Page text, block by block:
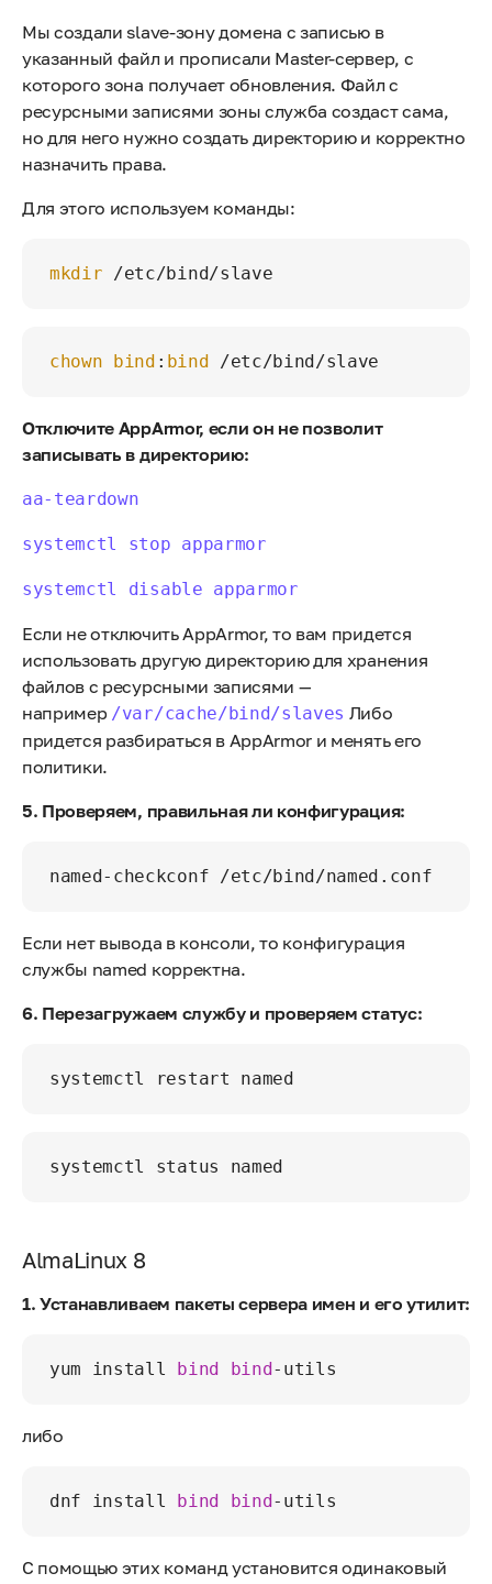
Мы создали slave-зону домена с записью в
указанный файл и прописали Master-сервер, с
которого зона получает обновления. Файл с
ресурсными записями зоны служба создаст сама,
но для него нужно создать директорию и корректно
назначить права.
Для этого используем команды:
mkdir
chown bind : bind
Отключите AppArmor, если он не позволит
записывать в директорию:
aa-teardown
systemctl stop apparmor
systemctl disable apparmor
Если не отключить AppArmor, то вам придется
использовать другую директорию для хранения
файлов с ресурсными записями —
например /var/cache/bind/slaves Либо
придется разбираться в AppArmor и менять его
политики.
5. Проверяем, правильная ли конфигурация:
Если нет вывода в консоли, то конфигурация
службы named корректна.
6. Перезагружаем службу и проверяем статус:
AlmaLinux 8
1. Устанавливаем пакеты сервера имен и его утилит:
yum install bind bind
либо
dnf install bind bind
С помощью этих команд установится одинаковый